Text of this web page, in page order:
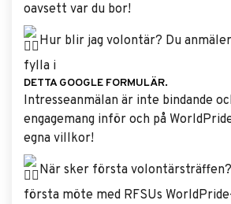
oavsett var du bor!
Hur blir jag volontär? Du
fylla i
DETTA GOOGLE FORMULÄR.
Intresseanmälan är inte bindande
engagemang inför och på
egna villkor!
När sker första
första möte med RFSUs